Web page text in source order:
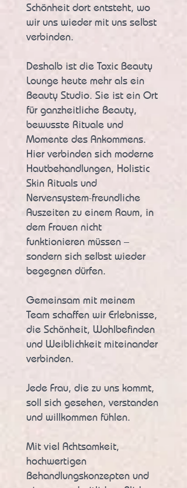
Schönheit dort entsteht, wo
wir uns wieder mit uns selbst
verbinden.
Deshalb ist die Toxic Beauty
Lounge heute mehr als ein
Beauty Studio. Sie ist ein Ort
für ganzheitliche Beauty,
bewusste Rituale und
Momente des Ankommens.
Hier verbinden sich moderne
Hautbehandlungen, Holistic
Skin Rituals und
Nervensystem-freundliche
Auszeiten zu einem Raum, in
dem Frauen nicht
funktionieren müssen –
sondern sich selbst wieder
begegnen dürfen.
Gemeinsam mit meinem
Team schaffen wir Erlebnisse,
die Schönheit, Wohlbefinden
und Weiblichkeit miteinander
verbinden.
Jede Frau, die zu uns kommt,
soll sich gesehen, verstanden
und willkommen fühlen.
Mit viel Achtsamkeit,
hochwertigen
Behandlungskonzepten und